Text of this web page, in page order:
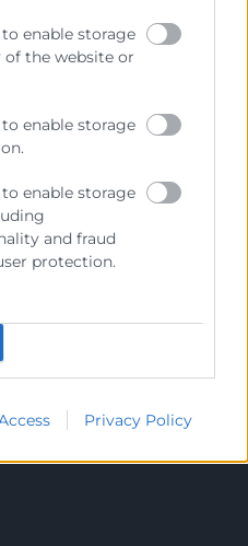
enable storage
the website or
enable storage
enable storage
and fraud
protection.
Privacy Policy